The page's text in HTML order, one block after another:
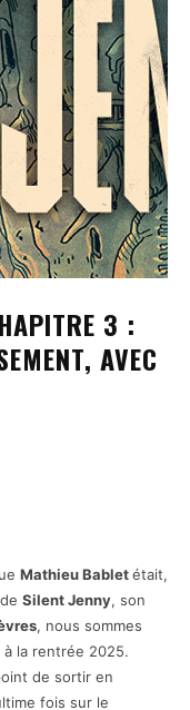
3 :
AVEC
Mathieu Babletétait,
Silent Jenny, son
, nous sommes
la rentrée 2025.
de sortir en
fois sur le